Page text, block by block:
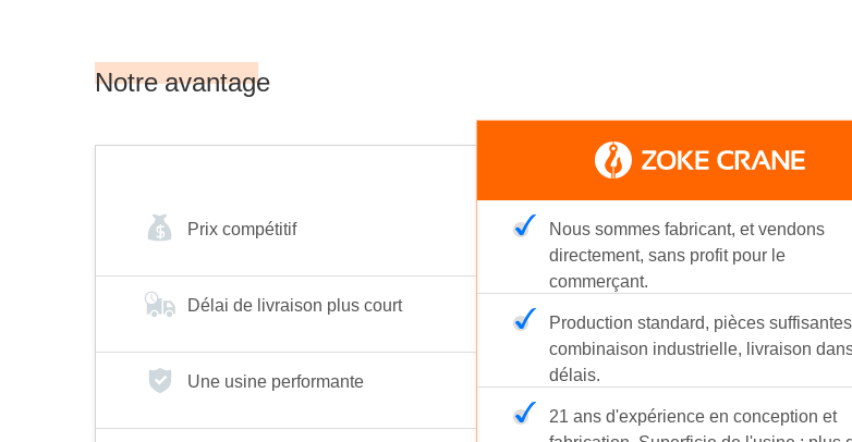
grue RMG est principalement
utilisée dans les parcs à
ferroviaires, mais elle peut
Notre avantage
Prix compétitif
Délai de livraison plus court
Une usine performante
Nous sommes fabricant, et vendons
directement, sans profit pour le
commerçant.
Production standard, pièces
combinaison industrielle, livraison
délais.
21 ans d'expérience en conception et